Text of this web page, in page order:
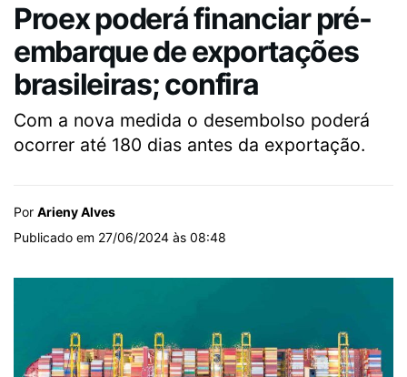
Proex poderá financiar pré-
embarque de exportações
brasileiras; confira
Com a nova medida o desembolso poderá
ocorrer até 180 dias antes da exportação.
Por Arieny Alves
Publicado em 27/06/2024 às 08:48